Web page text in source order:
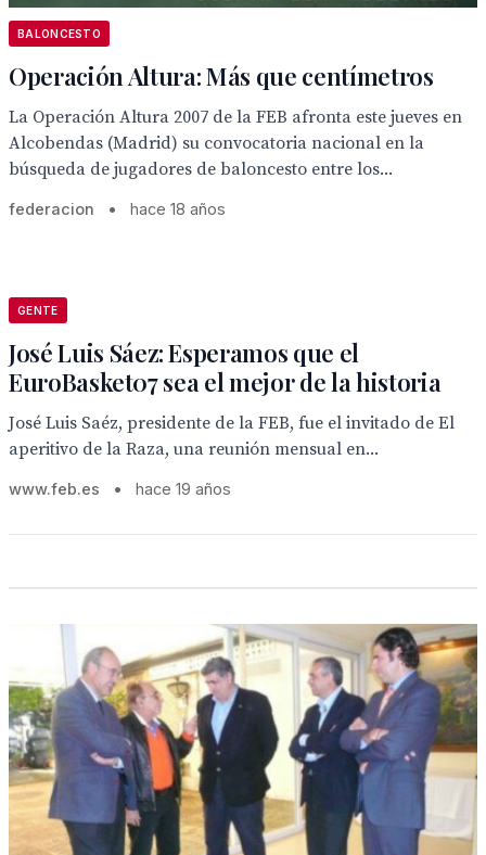
BALONCESTO
Operación Altura: Más que centímetros
La Operación Altura 2007 de la FEB afronta este jueves en
Alcobendas (Madrid) su convocatoria nacional en la
búsqueda de jugadores de baloncesto entre los...
federacion • hace 18 años
GENTE
José Luis Sáez: Esperamos que el
EuroBasket07 sea el mejor de la historia
José Luis Saéz, presidente de la FEB, fue el invitado de El
aperitivo de la Raza, una reunión mensual en...
www.feb.es • hace 19 años